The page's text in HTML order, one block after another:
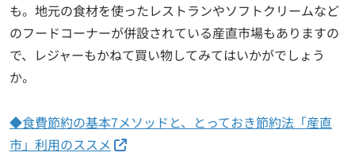
も。地元の食材を使ったレストランやソフトクリームなど
のフードコーナーが併設されている産直市場もありますの
で、レジャーもかねて買い物してみてはいかがでしょう
か。
◆食費節約の基本7メソッドと、とっておき節約法「産直
市」利用のススメ